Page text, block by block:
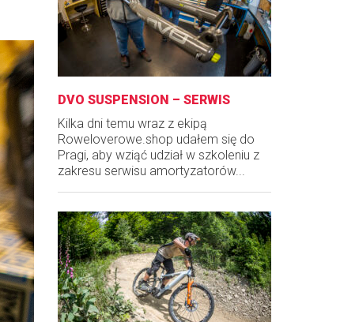
DVO SUSPENSION – SERWIS
Kilka dni temu wraz z ekipą
Roweloverowe.shop udałem się do
Pragi, aby wziąć udział w szkoleniu z
zakresu serwisu amortyzatorów...